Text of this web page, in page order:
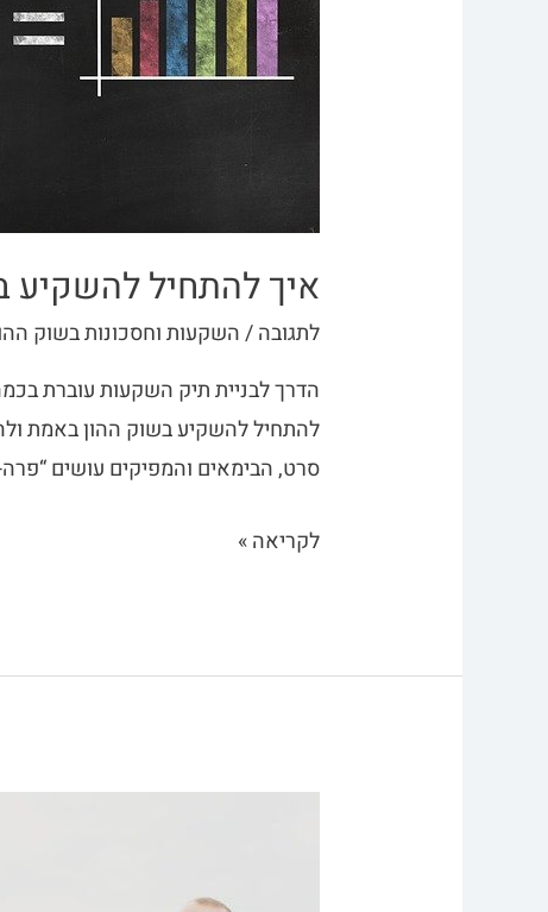
איך להתחיל להשקיע
לתגובה/השקעות וחסכונות בשוק
הדרך לבניית תיק השקעות עוברת
להתחיל להשקיע בשוק ההון באמת
סרט, הבימאים והמפיקים עושים
לקריאה »